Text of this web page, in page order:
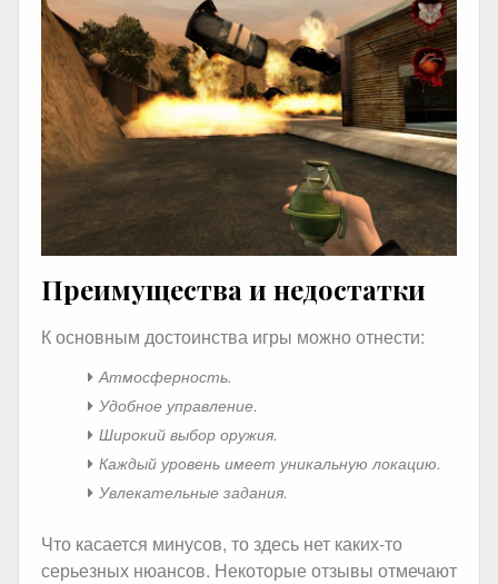
Преимущества и недостатки
К основным достоинства игры можно отнести:
Атмосферность.
Удобное управление.
Широкий выбор оружия.
Каждый уровень имеет уникальную локацию.
Увлекательные задания.
Что касается минусов, то здесь нет каких-то
серьезных нюансов. Некоторые отзывы отмечают